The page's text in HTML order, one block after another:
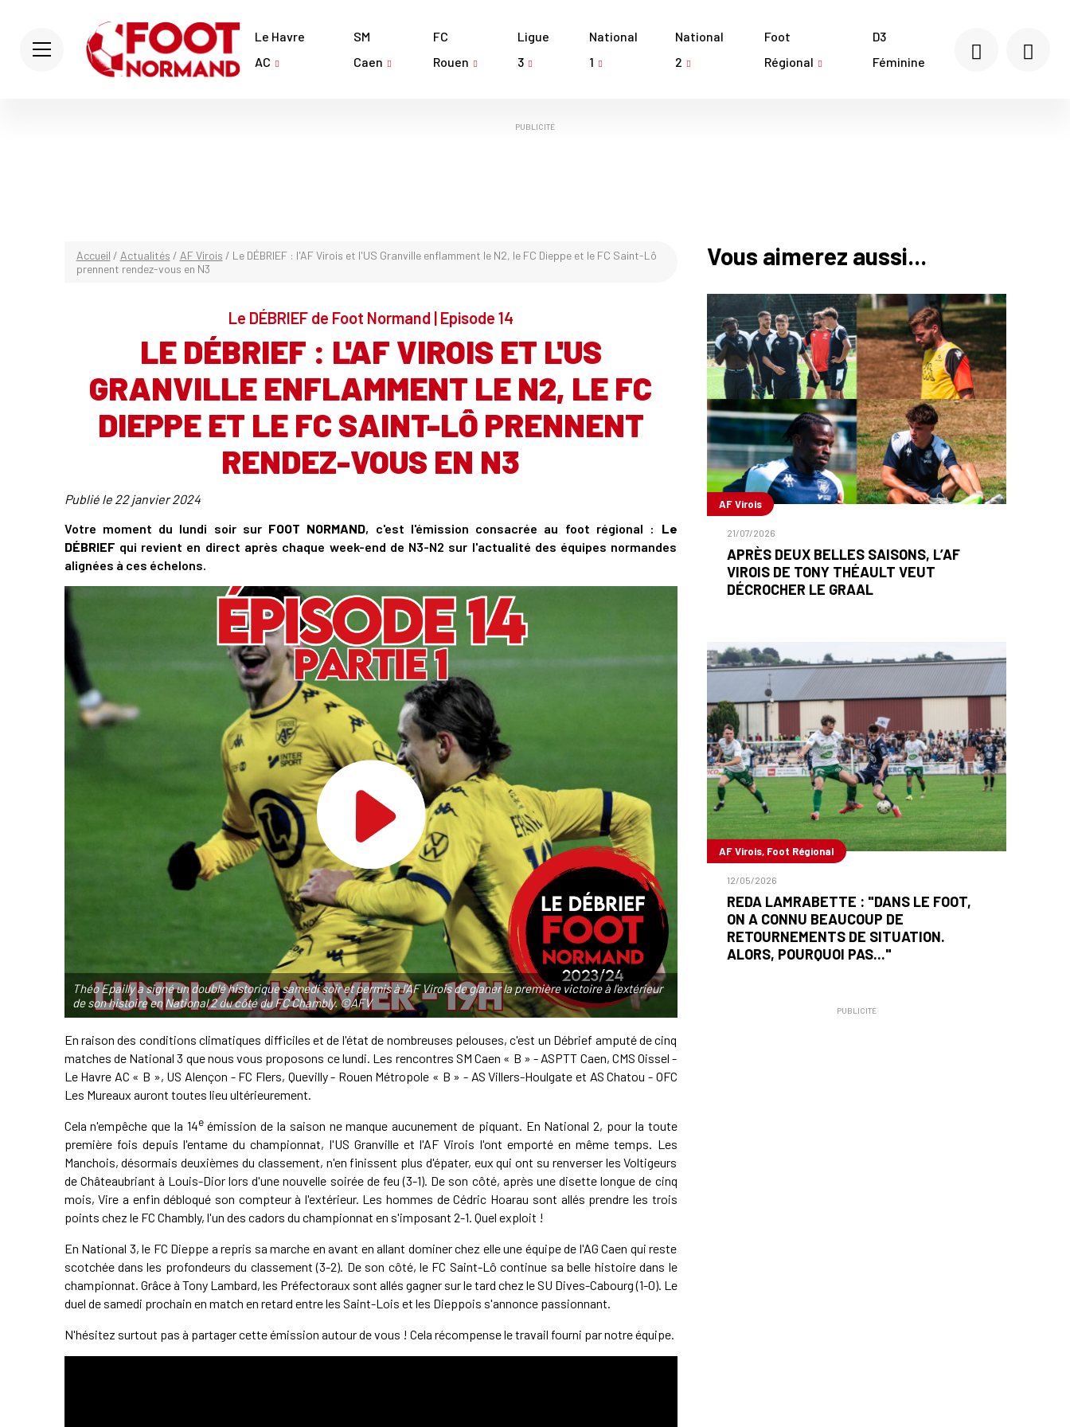
Le Havre
AC
SM
Caen
FC
Rouen
Ligue
3
National
1
National
2
Foot
Régional
D3
Féminine
PUBLICITÉ
Accueil / Actualités / AF Virois / Le DÉBRIEF : l'AF Virois et l'US Granville enflamment le N2, le FC Dieppe et le FC Saint-Lô
prennent rendez-vous en N3
Le DÉBRIEF de Foot Normand | Episode 14
LE DÉBRIEF : L'AF VIROIS ET L'US
GRANVILLE ENFLAMMENT LE N2, LE FC
DIEPPE ET LE FC SAINT-LÔ PRENNENT
RENDEZ-VOUS EN N3
Publié le 22 janvier 2024
Votre moment du lundi soir sur FOOT NORMAND, c'est l'émission consacrée au foot régional : Le
DÉBRIEF qui revient en direct après chaque week-end de N3-N2 sur l'actualité des équipes normandes
alignées à ces échelons.
Théo Epailly a signé un doublé historique samedi soir et permis à l'AF Virois de glaner la première victoire à l'extérieur
de son histoire en National 2 du côté du FC Chambly. ©AFV
En raison des conditions climatiques difficiles et de l'état de nombreuses pelouses, c'est un Débrief amputé de cinq
matches de National 3 que nous vous proposons ce lundi. Les rencontres SM Caen « B » - ASPTT Caen, CMS Oissel -
Le Havre AC « B », US Alençon - FC Flers, Quevilly - Rouen Métropole « B » - AS Villers-Houlgate et AS Chatou - OFC
Les Mureaux auront toutes lieu ultérieurement.
Cela n'empêche que la 14eémission de la saison ne manque aucunement de piquant. En National 2, pour la toute
première fois depuis l'entame du championnat, l'US Granville et l'AF Virois l'ont emporté en même temps. Les
Manchois, désormais deuxièmes du classement, n'en finissent plus d'épater, eux qui ont su renverser les Voltigeurs
de Châteaubriant à Louis-Dior lors d'une nouvelle soirée de feu (3-1). De son côté, après une disette longue de cinq
mois, Vire a enfin débloqué son compteur à l'extérieur. Les hommes de Cédric Hoarau sont allés prendre les trois
points chez le FC Chambly, l'un des cadors du championnat en s'imposant 2-1. Quel exploit !
En National 3, le FC Dieppe a repris sa marche en avant en allant dominer chez elle une équipe de l'AG Caen qui reste
scotchée dans les profondeurs du classement (3-2). De son côté, le FC Saint-Lô continue sa belle histoire dans le
championnat. Grâce à Tony Lambard, les Préfectoraux sont allés gagner sur le tard chez le SU Dives-Cabourg (1-0). Le
duel de samedi prochain en match en retard entre les Saint-Lois et les Dieppois s'annonce passionnant.
N'hésitez surtout pas à partager cette émission autour de vous ! Cela récompense le travail fourni par notre équipe.
Vous aimerez aussi...
AF Virois
21/07/2026
APRÈS DEUX BELLES SAISONS, L’AF
VIROIS DE TONY THÉAULT VEUT
DÉCROCHER LE GRAAL
AF Virois, Foot Régional
12/05/2026
REDA LAMRABETTE : "DANS LE FOOT,
ON A CONNU BEAUCOUP DE
RETOURNEMENTS DE SITUATION.
ALORS, POURQUOI PAS..."
PUBLICITÉ